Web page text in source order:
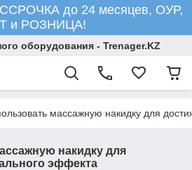
до 24 месяцев, ОУР,
и РОЗНИЦА!
оборудования - Trenager.KZ
массажную накидку для
накидку для
эффекта